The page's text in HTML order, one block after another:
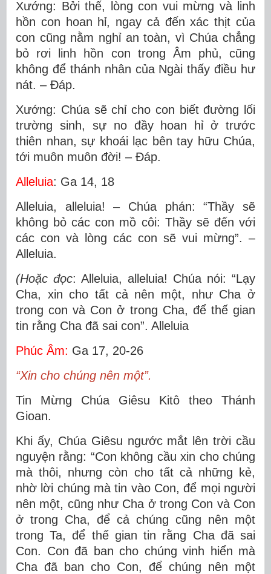
Xướng: Bởi thế, lòng con vui mừng và linh
hồn con hoan hỉ, ngay cả đến xác thịt của
con cũng nằm nghỉ an toàn, vì Chúa chẳng
bỏ rơi linh hồn con trong Âm phủ, cũng
không để thánh nhân của Ngài thấy điều hư
nát. – Ðáp.
Xướng: Chúa sẽ chỉ cho con biết đường lối
trường sinh, sự no đầy hoan hỉ ở trước
thiên nhan, sự khoái lạc bên tay hữu Chúa,
tới muôn muôn đời! – Ðáp.
Alleluia: Ga 14, 18
Alleluia, alleluia! – Chúa phán: “Thầy sẽ
không bỏ các con mồ côi: Thầy sẽ đến với
các con và lòng các con sẽ vui mừng”. –
Alleluia.
(Hoặc đọc: Alleluia, alleluia! Chúa nói: “Lạy
Cha, xin cho tất cả nên một, như Cha ở
trong con và Con ở trong Cha, để thế gian
tin rằng Cha đã sai con”. Alleluia
Phúc Âm: Ga 17, 20-26
“Xin cho chúng nên một”.
Tin Mừng Chúa Giêsu Kitô theo Thánh
Gioan.
Khi ấy, Chúa Giêsu ngước mắt lên trời cầu
nguyện rằng: “Con không cầu xin cho chúng
mà thôi, nhưng còn cho tất cả những kẻ,
nhờ lời chúng mà tin vào Con, để mọi người
nên một, cũng như Cha ở trong Con và Con
ở trong Cha, để cả chúng cũng nên một
trong Ta, để thế gian tin rằng Cha đã sai
Con. Con đã ban cho chúng vinh hiển mà
Cha đã ban cho Con, để chúng nên một